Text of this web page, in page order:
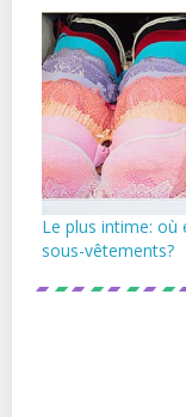
Le plus intime:
sous-vêtements?